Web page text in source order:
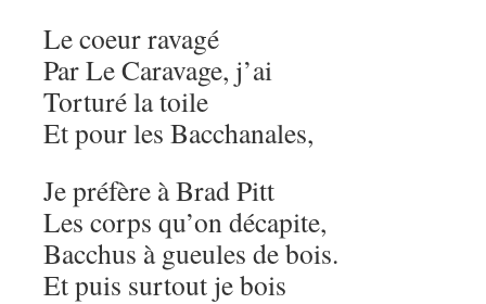
Le coeur ravagé
Par Le Caravage, j’ai
Torturé la toile
Et pour les Bacchanales,
Je préfère à Brad Pitt
Les corps qu’on décapite,
Bacchus à gueules de bois.
Et puis surtout je bois